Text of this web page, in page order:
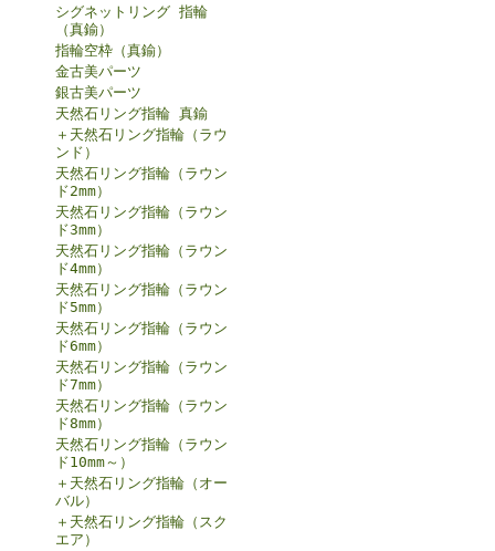
シグネットリング 指輪
（真鍮）
指輪空枠（真鍮）
金古美パーツ
銀古美パーツ
天然石リング指輪 真鍮
＋天然石リング指輪（ラウ
ンド）
天然石リング指輪（ラウン
ド2mm）
天然石リング指輪（ラウン
ド3mm）
天然石リング指輪（ラウン
ド4mm）
天然石リング指輪（ラウン
ド5mm）
天然石リング指輪（ラウン
ド6mm）
天然石リング指輪（ラウン
ド7mm）
天然石リング指輪（ラウン
ド8mm）
天然石リング指輪（ラウン
ド10mm～）
＋天然石リング指輪（オー
バル）
＋天然石リング指輪（スク
エア）